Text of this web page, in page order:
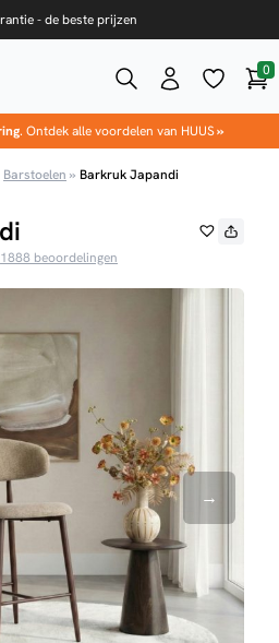
- de beste prijzen
0
. Ontdek alle voordelen van HUUS»
Barstoelen » Barkruk Japandi
1888 beoordelingen